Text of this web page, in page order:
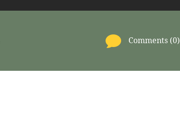
 Comments (0)